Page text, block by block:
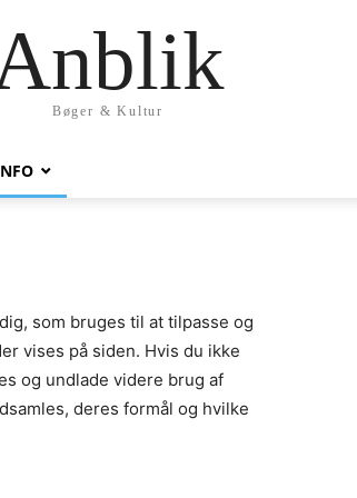
Bøger & Kultur
som bruges til at tilpasse og
vises på siden. Hvis du ikke
og undlade videre brug af
deres formål og hvilke